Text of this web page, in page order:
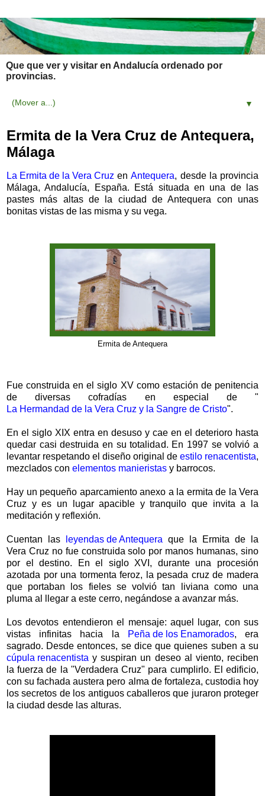
Que que ver y visitar en Andalucía ordenado por
provincias.
▼
Ermita de la Vera Cruz de Antequera,
Málaga
La Ermita de la Vera Cruz enAntequera, desde la provincia
Málaga, Andalucía, España. Está situada en una de las
pastes más altas de la ciudad de Antequera con unas
bonitas vistas de las misma y su vega.
Ermita de Antequera
Fue construida en el siglo XV como estación de penitencia
de diversas cofradías en especial de "
La Hermandad de la Vera Cruz y la Sangre de Cristo".
En el siglo XIX entra en desuso y cae en el deterioro hasta
quedar casi destruida en su totalidad. En 1997 se volvió a
levantar respetando el diseño original de estilo renacentista,
mezclados con elementos manieristas y barrocos.
Hay un pequeño aparcamiento anexo a la ermita de la Vera
Cruz y es un lugar apacible y tranquilo que invita a la
meditación y reflexión.
Cuentan las leyendas de Antequera que la Ermita de la
Vera Cruz no fue construida solo por manos humanas, sino
por el destino. En el siglo XVI, durante una procesión
azotada por una tormenta feroz, la pesada cruz de madera
que portaban los fieles se volvió tan liviana como una
pluma al llegar a este cerro, negándose a avanzar más.
Los devotos entendieron el mensaje: aquel lugar, con sus
vistas infinitas hacia la
Peña de los Enamorados, era
sagrado. Desde entonces, se dice que quienes suben a su
cúpula renacentista y suspiran un deseo al viento, reciben
la fuerza de la "Verdadera Cruz" para cumplirlo. El edificio,
con su fachada austera pero alma de fortaleza, custodia hoy
los secretos de los antiguos caballeros que juraron proteger
la ciudad desde las alturas.